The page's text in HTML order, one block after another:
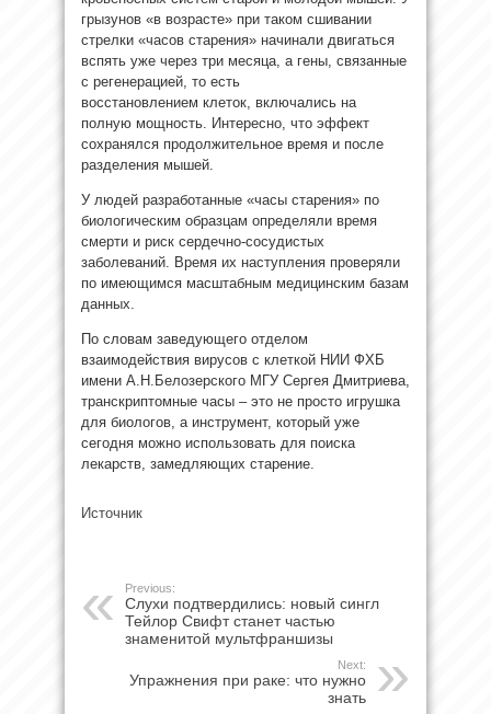
грызунов «в возрасте» при таком сшивании
стрелки «часов старения» начинали двигаться
вспять уже через три месяца, а гены, связанные
с регенерацией, то есть
восстановлением клеток, включались на
полную мощность. Интересно, что эффект
сохранялся продолжительное время и после
разделения мышей.
У людей разработанные «часы старения» по
биологическим образцам определяли время
смерти и риск сердечно-сосудистых
заболеваний. Время их наступления проверяли
по имеющимся масштабным медицинским базам
данных.
По словам заведующего отделом
взаимодействия вирусов с клеткой НИИ ФХБ
имени А.Н.Белозерского МГУ Сергея Дмитриева,
транскриптомные часы – это не просто игрушка
для биологов, а инструмент, который уже
сегодня можно использовать для поиска
лекарств, замедляющих старение.
Источник
Previous:
Слухи подтвердились: новый сингл
Тейлор Свифт станет частью
знаменитой мультфраншизы
Next:
Упражнения при раке: что нужно
знать